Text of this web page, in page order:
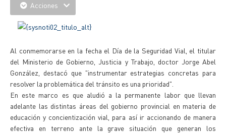
Acciones
Al conmemorarse en la fecha el Día de la Seguridad Vial, el titular
del Ministerio de Gobierno, Justicia y Trabajo, doctor Jorge Abel
González, destacó que "instrumentar estrategias concretas para
resolver la problemática del tránsito es una prioridad".
En este marco es que aludió a la permanente labor que llevan
adelante las distintas áreas del gobierno provincial en materia de
educación y concientización vial, para así ir accionando de manera
efectiva en terreno ante la grave situación que generan los